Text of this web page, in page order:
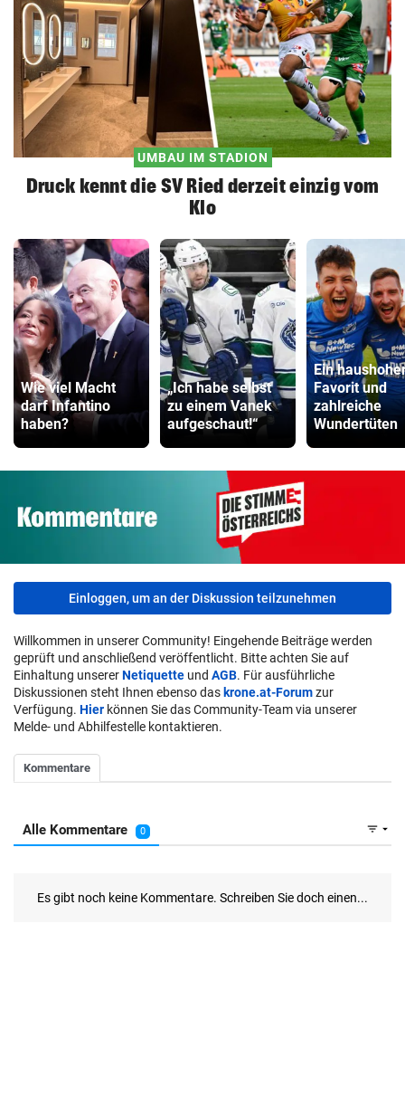
UMBAU IM STADION
Druck kennt die SV Ried derzeit einzig vom
Klo
Wie viel Macht
darf Infantino
haben?
„Ich habe selbst
zu einem Vanek
aufgeschaut!“
Ein
Favorit und
zahlreiche
Wundertüten
Einloggen, um an der Diskussion teilzunehmen
Willkommen in unserer Community! Eingehende Beiträge werden
geprüft und anschließend veröffentlicht. Bitte achten Sie auf
Einhaltung unsererNetiquette und AGB. Für ausführliche
Diskussionen steht Ihnen ebenso das krone.at-Forumzur
Verfügung. Hier können Sie das Community-Team via unserer
Melde- und Abhilfestelle kontaktieren.